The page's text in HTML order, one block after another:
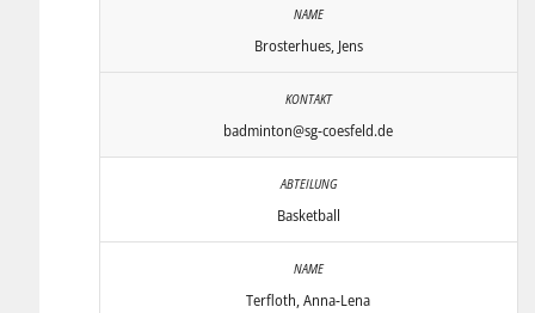
Brosterhues, Jens
badminton@sg-coesfeld.de
Basketball
Terfloth, Anna-Lena